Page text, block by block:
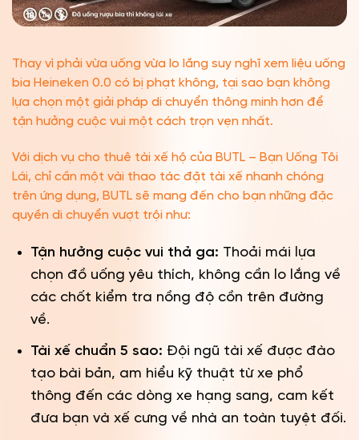
Thay vì phải vừa uống vừa lo lắng suy nghĩ xem liệu uống
bia Heineken 0.0 có bị phạt không, tại sao bạn không
lựa chọn một giải pháp di chuyển thông minh hơn để
tận hưởng cuộc vui một cách trọn vẹn nhất.
Với dịch vụ cho thuê tài xế hộ của BUTL – Bạn Uống Tôi
Lái, chỉ cần một vài thao tác đặt tài xế nhanh chóng
trên ứng dụng, BUTL sẽ mang đến cho bạn những đặc
quyền di chuyển vượt trội như:
Tận hưởng cuộc vui thả ga: Thoải mái lựa
chọn đồ uống yêu thích, không cần lo lắng về
các chốt kiểm tra nồng độ cồn trên đường
về.
Tài xế chuẩn 5 sao: Đội ngũ tài xế được đào
tạo bài bản, am hiểu kỹ thuật từ xe phổ
thông đến các dòng xe hạng sang, cam kết
đưa bạn và xế cưng về nhà an toàn tuyệt đối.